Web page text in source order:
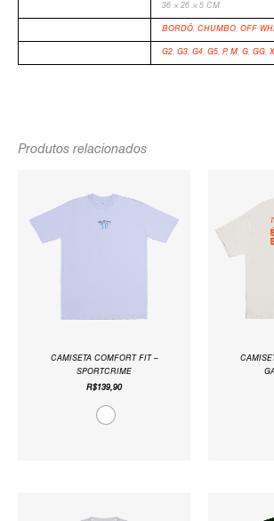
36 × 26 × 5 CM
BORDÔ,CHUMBO,OFF
G2,G3,G4,G5,P,M,G,GG,
Produtos relacionados
CAMISETA COMFORT FIT –
SPORTCRIME
R$139,90